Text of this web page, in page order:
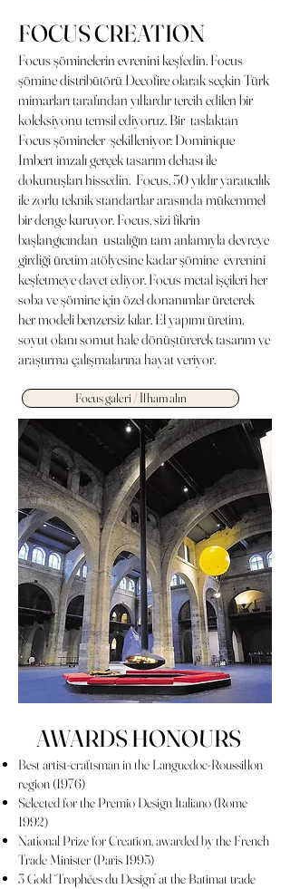
FOCUS CREATION
Focus şöminelerin evrenini keşfedin. Focus
şömine distribütörü Decofire olarak seçkin Türk
mimarları tarafından yıllardır tercih edilen bir
koleksiyonu temsil ediyoruz. Bir taslaktan
Focus şömineler şekilleniyor: Dominique
Imbert imzalı gerçek tasarım dehası ile
dokunuşları hissedin. Focus, 50 yıldır yaratıcılık
ile zorlu teknik standartlar arasında mükemmel
bir denge kuruyor. Focus, sizi fikrin
başlangıcından ustalığın tam anlamıyla devreye
girdiği üretim atölyesine kadar şömine evrenini
keşfetmeye davet ediyor. Focus metal işçileri her
soba ve şömine için özel donanımlar üreterek
her modeli benzersiz kılar. El yapımı üretim,
soyut olanı somut hale dönüştürerek tasarım ve
araştırma çalışmalarına hayat veriyor.
AWARDS HONOURS
Best artist-craftsman in the Languedoc-Roussillon
region (1976)
Selected for the Premio Design Italiano (Rome
1992)
National Prize for Creation, awarded by the French
Trade Minister (Paris 1995)
3 Gold ‘Trophées du Design’ at the Batimat trade
Focus galeri / İlham alın